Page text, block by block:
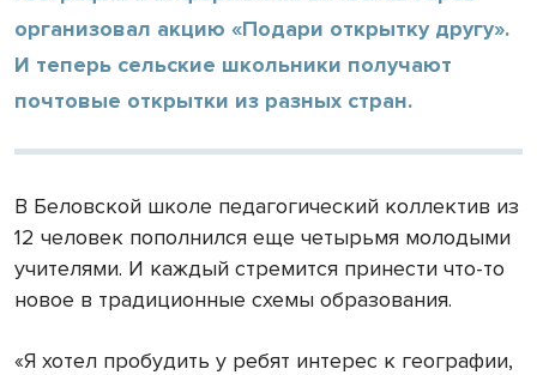
организовал акцию «Подари открытку другу».
И теперь сельские школьники получают
почтовые открытки из разных стран.
В Беловской школе педагогический коллектив из
12 человек пополнился еще четырьмя молодыми
учителями. И каждый стремится принести что-то
новое в традиционные схемы образования.
«Я хотел пробудить у ребят интерес к географии,